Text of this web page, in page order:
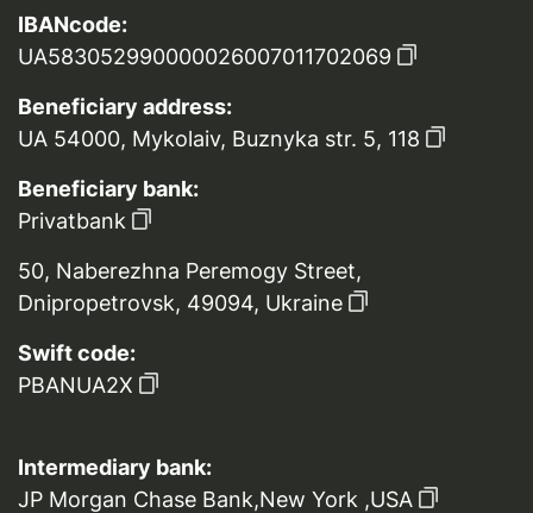
IBANcode:
UA583052990000026007011702069
Beneficiary address:
UA 54000, Mykolaiv, Buznyka str. 5, 118
Beneficiary bank:
Privatbank
50, Naberezhna Peremogy Street,
Dnipropetrovsk, 49094, Ukraine
Swift code:
PBANUA2X
Intermediary bank:
JP Morgan Chase Bank,New York ,USA